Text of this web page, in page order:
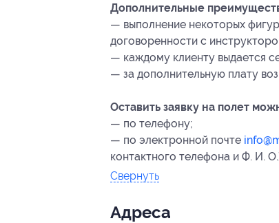
Дополнительные
— выполнение некоторых
договоренности с
— каждому клиенту выдается
— за дополнительную плату
Оставить заявку на полет
— по телефону;
— по электронной почте
контактного телефона и Ф. И.
Свернуть
Адресa